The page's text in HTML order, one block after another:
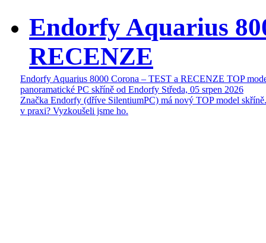
Endorfy Aquarius
RECENZE
Endorfy Aquarius 8000 Corona – TEST a RECENZE TOP
panoramatické PC skříně od Endorfy Středa, 05 srpen 2026
Značka Endorfy (dříve SilentiumPC) má nový TOP model
v praxi? Vyzkoušeli jsme ho.